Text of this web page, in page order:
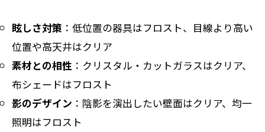
眩しさ対策 ：低位置の器具はフロスト、目線より高い
位置や高天井はクリア
素材との相性 ：クリスタル・カットガラスはクリア、
布シェードはフロスト
影のデザイン ：陰影を演出したい壁面はクリア、均一
照明はフロスト